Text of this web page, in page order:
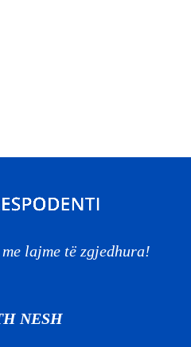
lajme të zgjedhura!
NESH